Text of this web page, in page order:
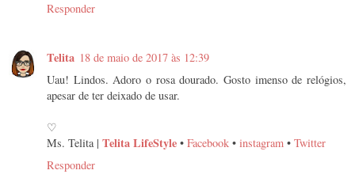
Responder
Telita 18 de maio de 2017 às 12:39
Uau! Lindos. Adoro o rosa dourado. Gosto imenso de relógios,
apesar de ter deixado de usar.
♡
Ms. Telita | Telita LifeStyle • Facebook • instagram • Twitter
Responder